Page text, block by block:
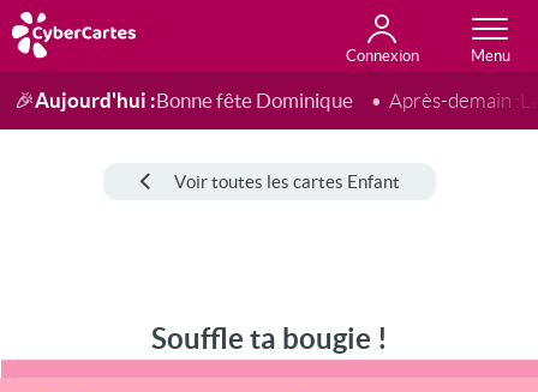
Connexion
Anniversaire
Fête du jour
Amour
Amitié
Merci
Toutes les cartes
🎉Aujourd'hui :Bonne fête Dominique Après-demain :
Voir toutes les cartes Enfant
Souffle ta bougie !